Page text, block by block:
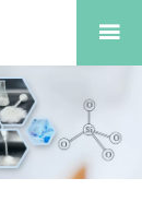
